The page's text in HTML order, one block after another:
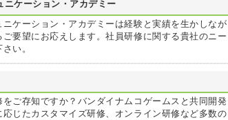
ニケーション・アカデミー
ケーション・アカデミーは経験と実績を生かしなが
ご要望にお応えします。社員研修に関する貴社のニー
い。
ご存知ですか？バンダイナムコゲームスと共同開発
応じたカスタマイズ研修、オンライン研修など多数の